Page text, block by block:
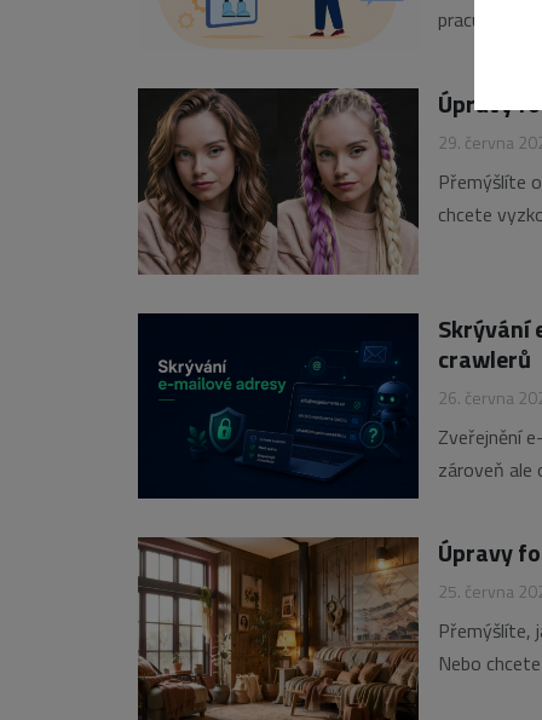
pracuje. AI
provádět
jak se na
Úpravy
29. června
Přemýšlíte
chcete
Skrývání
crawlerů
26. června
Zveřejnění
zároveň
stále více
Úpravy
25. června
Přemýšlíte,
Nebo